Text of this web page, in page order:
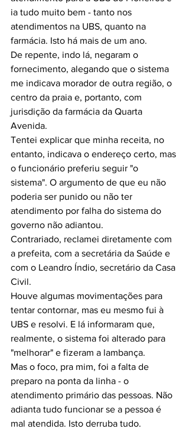
ia tudo muito bem - tanto nos
atendimentos na UBS, quanto na
farmácia. Isto há mais de um ano.
De repente, indo lá, negaram o
fornecimento, alegando que o sistema
me indicava morador de outra região, o
centro da praia e, portanto, com
jurisdição da farmácia da Quarta
Avenida.
Tentei explicar que minha receita, no
entanto, indicava o endereço certo, mas
o funcionário preferiu seguir "o
sistema". O argumento de que eu não
poderia ser punido ou não ter
atendimento por falha do sistema do
governo não adiantou.
Contrariado, reclamei diretamente com
a prefeita, com a secretária da Saúde e
com o Leandro Índio, secretário da Casa
Civil.
Houve algumas movimentações para
tentar contornar, mas eu mesmo fui à
UBS e resolvi. E lá informaram que,
realmente, o sistema foi alterado para
"melhorar" e fizeram a lambança.
Mas o foco, pra mim, foi a falta de
preparo na ponta da linha - o
atendimento primário das pessoas. Não
adianta tudo funcionar se a pessoa é
mal atendida. Isto derruba tudo.